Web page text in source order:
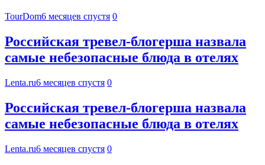
TourDom6 месяцев спустя 0
Российская тревел-блогерша назвала
самые небезопасные блюда в отелях
Lenta.ru6 месяцев спустя 0
Российская тревел-блогерша назвала
самые небезопасные блюда в отелях
Lenta.ru6 месяцев спустя 0